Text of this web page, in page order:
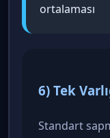
ortalaması
6) Tek
Standart